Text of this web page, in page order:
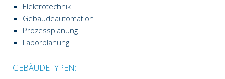
Elektrotechnik
Gebäudeautomation
Prozessplanung
Laborplanung
GEBÄUDETYPEN: